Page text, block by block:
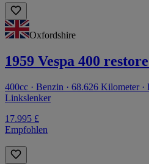
Oxfordshire
1959 Vespa 400
400cc · Benzin · 68.626 Kilometer ·
Linkslenker
17.995 £
Empfohlen